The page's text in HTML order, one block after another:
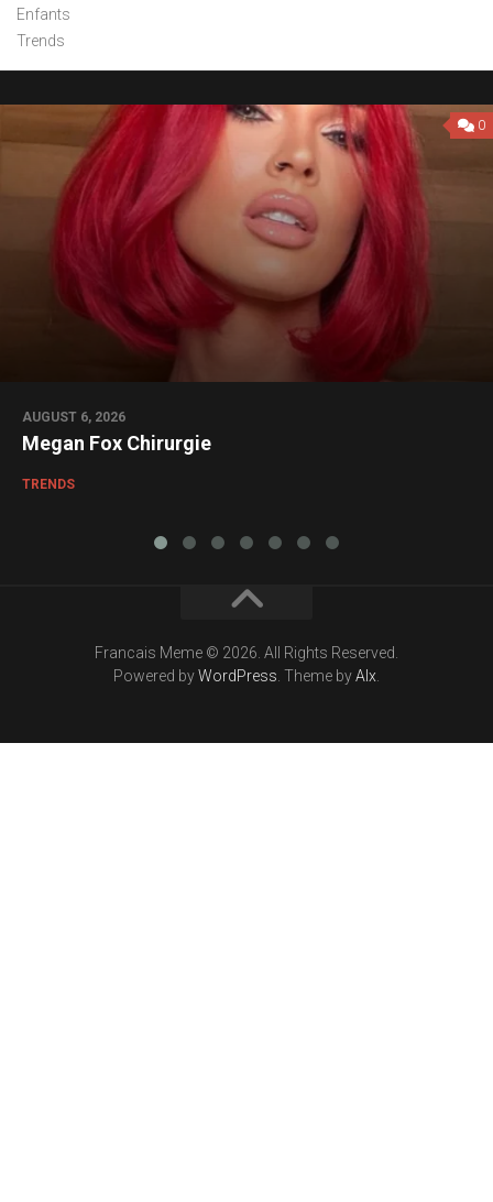
Enfants
Trends
0
AUGUST 6, 2026
Megan Fox Chirurgie
TRENDS
Francais Meme © 2026. All Rights Reserved.
Powered byWordPress. Theme byAlx.